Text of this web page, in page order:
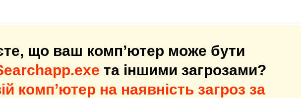
що ваш комп’ютер може бути
та іншими загрозами?
комп’ютер на наявність загроз за